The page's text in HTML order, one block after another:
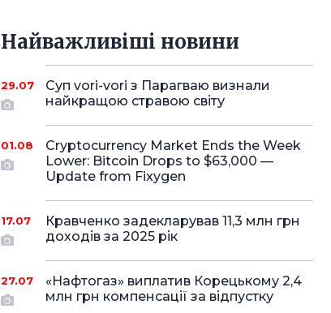
Найважливіші новини
29.07
Суп vori-vori з Парагваю визнали
найкращою стравою світу
01.08
Cryptocurrency Market Ends the Week
Lower: Bitcoin Drops to $63,000 —
Update from Fixygen
17.07
Кравченко задекларував 11,3 млн грн
доходів за 2025 рік
27.07
«Нафтогаз» виплатив Корецькому 2,4
млн грн компенсації за відпустку